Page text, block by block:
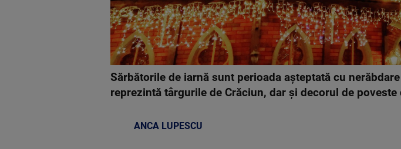
Sărbătorile de iarnă sunt perioada așteptată cu
reprezintă târgurile de Crăciun, dar și decorul de poveste
ANCA LUPESCU